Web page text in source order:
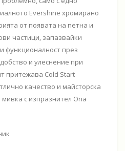
Evershine хромирано
от появата на петна и
частици, запазвайки
функционалност през
и улеснение при
притежава Cold Start
качество и майсторска
с изпразнител Ona